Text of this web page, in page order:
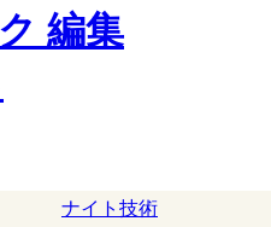
ナイト技術